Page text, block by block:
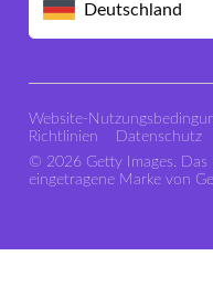
Deutschland
© 2026 Getty Images. Das
eingetragene Marke von
Website-
Richtlinien
Datenschutz